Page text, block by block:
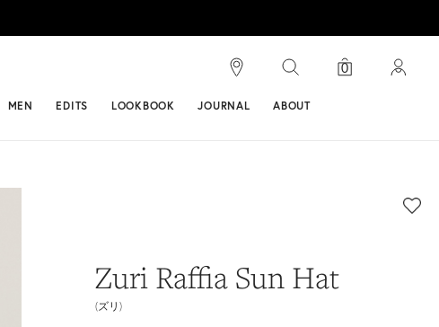
0
MEN EDITS LOOKBOOK JOURNAL ABOUT
Zuri Raffia Sun Hat
(ズリ)